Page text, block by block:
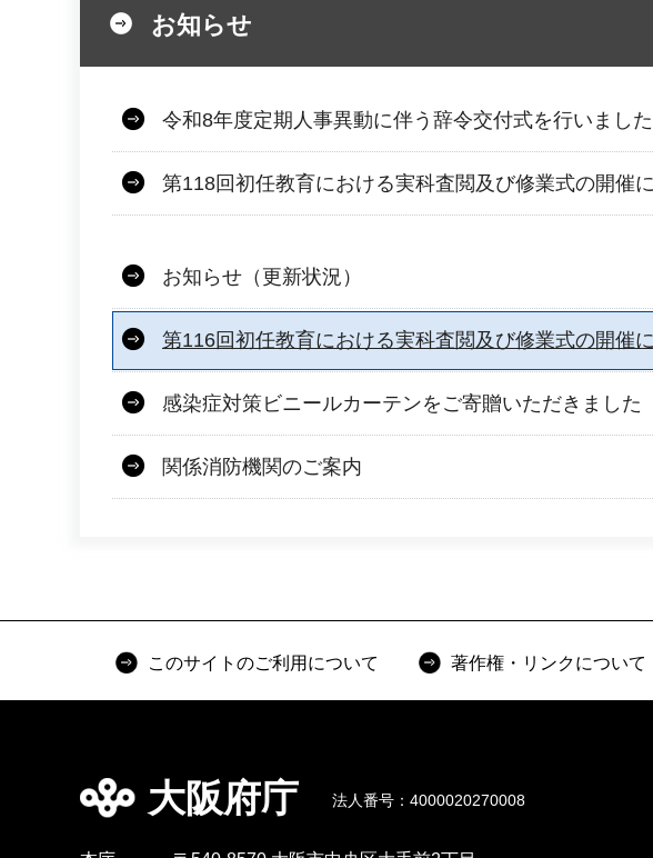
お知らせ
令和8年度定期人事異動に伴う辞令交付式を行いました
第118回初任教育における実科査閲及び修業式の開催
お知らせ（更新状況）
第116回初任教育における実科査閲及び修業式の開催
感染症対策ビニールカーテンをご寄贈いただきました
関係消防機関のご案内
このサイトのご利用について 著作権・リンクについて
大阪府庁 法人番号：4000020270008